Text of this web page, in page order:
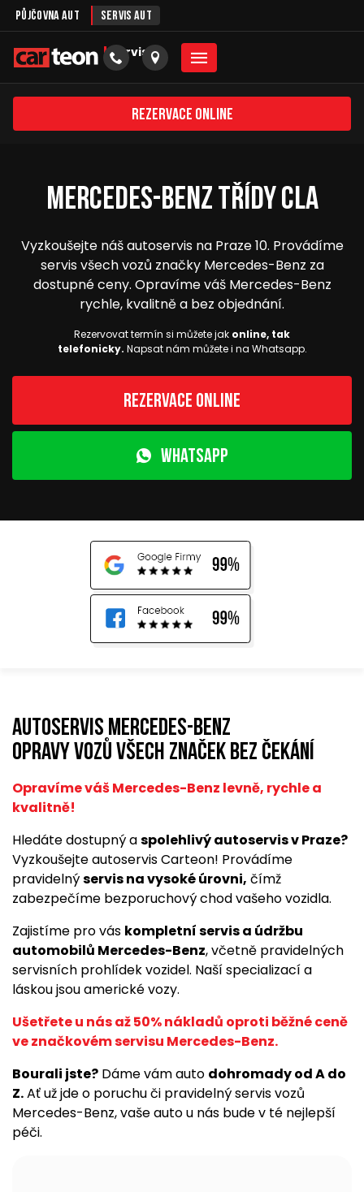
Půjčovna aut Servis aut
servis
Rezervace online
Mercedes-Benz Třídy CLA
Vyzkoušejte náš autoservis na Praze 10. Provádíme
servis všech vozů značky Mercedes-Benz za
dostupné ceny. Opravíme váš Mercedes-Benz
rychle, kvalitně a bez objednání.
Rezervovat termín si můžete jak online, tak
telefonicky. Napsat nám můžete i na Whatsapp.
Rezervace online
WhatsApp
Autoservis Mercedes-Benz
opravy vozů všech značek bez čekání
Opravíme váš Mercedes-Benz levně, rychle a
kvalitně!
Hledáte dostupný aspolehlivý autoservis v Praze?
Vyzkoušejte autoservis Carteon! Provádíme
pravidelnýservis na vysoké úrovni, čímž
zabezpečíme bezporuchový chod vašeho vozidla.
Zajistíme pro vás kompletní servis a údržbu
automobilů Mercedes-Benz, včetně pravidelných
servisních prohlídek vozidel. Naší specializací a
láskou jsou americké vozy.
Ušetřete u nás až 50% nákladů oproti běžné ceně
ve značkovém servisu Mercedes-Benz.
Bourali jste? Dáme vám auto dohromady od A do
Z.Ať už jde o poruchu či pravidelný servis vozů
Mercedes-Benz, vaše auto u nás bude v té nejlepší
péči.